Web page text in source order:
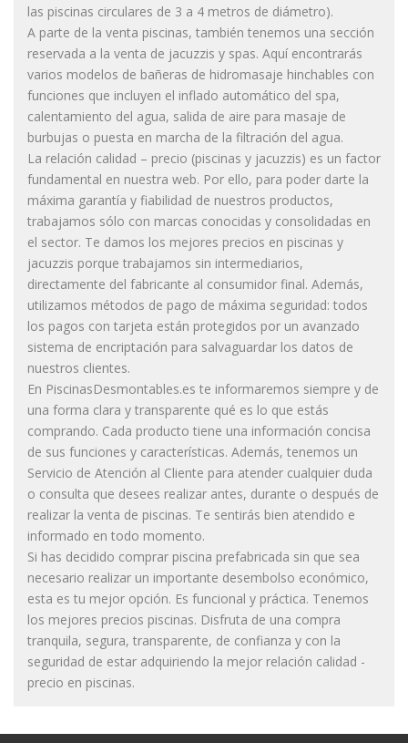
las piscinas circulares de 3 a 4 metros de diámetro).
A parte de la venta piscinas, también tenemos una sección
reservada a la venta de jacuzzis y spas. Aquí encontrarás
varios modelos de bañeras de hidromasaje hinchables con
funciones que incluyen el inflado automático del spa,
calentamiento del agua, salida de aire para masaje de
burbujas o puesta en marcha de la filtración del agua.
La relación calidad – precio (piscinas y jacuzzis) es un factor
fundamental en nuestra web. Por ello, para poder darte la
máxima garantía y fiabilidad de nuestros productos,
trabajamos sólo con marcas conocidas y consolidadas en
el sector. Te damos los mejores precios en piscinas y
jacuzzis porque trabajamos sin intermediarios,
directamente del fabricante al consumidor final. Además,
utilizamos métodos de pago de máxima seguridad: todos
los pagos con tarjeta están protegidos por un avanzado
sistema de encriptación para salvaguardar los datos de
nuestros clientes.
En PiscinasDesmontables.es te informaremos siempre y de
una forma clara y transparente qué es lo que estás
comprando. Cada producto tiene una información concisa
de sus funciones y características. Además, tenemos un
Servicio de Atención al Cliente para atender cualquier duda
o consulta que desees realizar antes, durante o después de
realizar la venta de piscinas. Te sentirás bien atendido e
informado en todo momento.
Si has decidido comprar piscina prefabricada sin que sea
necesario realizar un importante desembolso económico,
esta es tu mejor opción. Es funcional y práctica. Tenemos
los mejores precios piscinas. Disfruta de una compra
tranquila, segura, transparente, de confianza y con la
seguridad de estar adquiriendo la mejor relación calidad -
precio en piscinas.